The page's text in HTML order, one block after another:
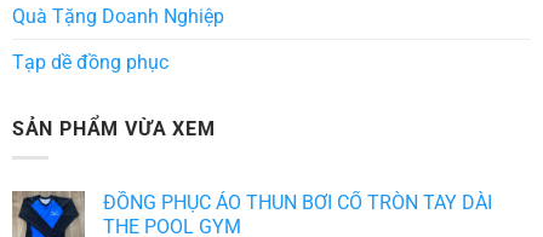
Quà Tặng Doanh Nghiệp
Tạp dề đồng phục
SẢN PHẨM VỪA XEM
ĐỒNG PHỤC ÁO THUN BƠI CỔ TRÒN TAY DÀI
THE POOL GYM